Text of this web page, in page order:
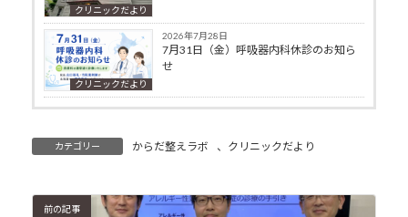
クリニックだより
クリニックだより
2026年7月28日
7月31日（金）呼吸器内科休診のお知ら
せ
カテゴリー からだ整えラボ 、 クリニックだより
前の記事